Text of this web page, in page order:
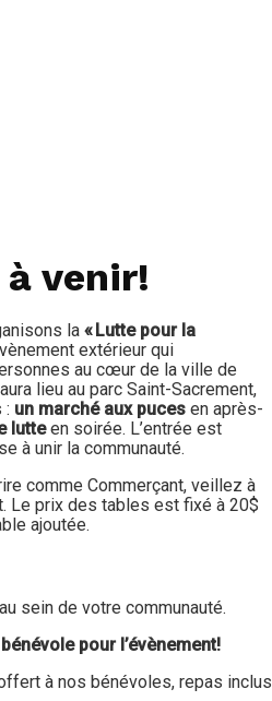
venir!
la « Lutte pour la
extérieur qui
au cœur de la ville de
lieu au parc Saint-Sacrement,
: un marché aux puces en après-
lutteen soirée. L’entrée est
à unir la communauté.
comme Commerçant, veillez à
Le prix des tables est fixé à 20$
ajoutée.
sein de votre communauté.
pour l’évènement!
à nos bénévoles, repas inclus